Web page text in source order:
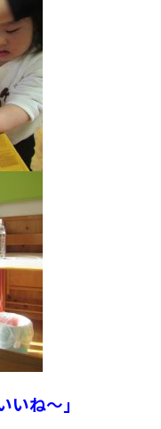
いね～」